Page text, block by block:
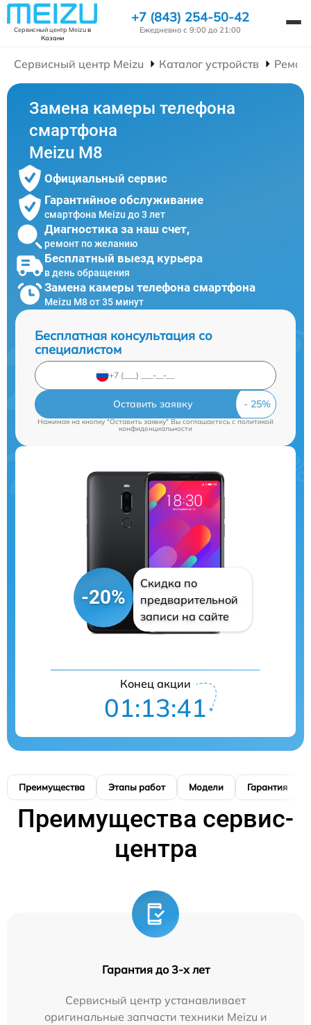
Сервисный центр Meizuв
Казани
+7 (843) 254-50-42
Ежедневно с 9:00 до 21:00
Сервисный центр Meizu Каталог устройств
Замена камеры телефона
смартфона
Meizu M8
Официальный сервис
Гарантийное обслуживание
смартфона Meizu до 3 лет
Диагностика за наш счет,
ремонт по желанию
Бесплатный выезд курьера
в день обращения
Замена камеры телефона смартфона
Meizu M8 от 35 минут
Бесплатная консультация со
специалистом
Оставить заявку
Нажимая на кнопку "Оставить заявку" Вы соглашаетесь cполитикой
конфиденциальности
-20%
Скидка по
предварительной
записи на сайте
Конец акции
01:13:41
Преимущества Этапы работ Модели Гарантия
Преимущества сервис-
центра
Гарантия до 3-х лет
Сервисный центр устанавливает
оригинальные запчасти техники Meizu и